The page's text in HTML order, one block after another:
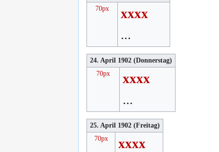
70px
xxxx
...
24. April 1902 (Donnerstag)
70px
xxxx
...
25. April 1902 (Freitag)
70px
xxxx